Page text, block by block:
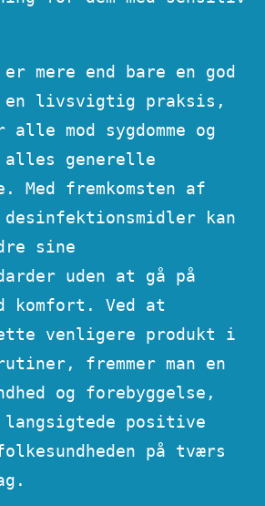
er mere end bare en god
en livsvigtig praksis,
alle mod sygdomme og
generelle
Med fremkomsten af
desinfektionsmidler kan
sine
uden at gå på
komfort. Ved at
venligere produkt i
fremmer man en
og forebyggelse,
langsigtede positive
på tværs